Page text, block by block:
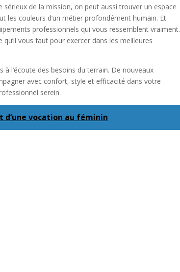
sérieux de la mission, on peut aussi trouver un espace
les couleurs d’un métier profondément humain. Et
professionnels qui vous ressemblent vraiment.
vous faut pour exercer dans les meilleures
à l’écoute des besoins du terrain. De nouveaux
avec confort, style et efficacité dans votre
serein.
vocation au féminin